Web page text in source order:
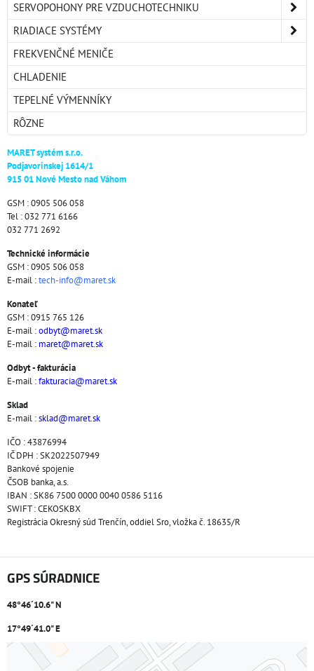
SERVOPOHONY PRE VZDUCHOTECHNIKU
RIADIACE SYSTÉMY
FREKVENČNÉ MENIČE
CHLADENIE
TEPELNÉ VÝMENNÍKY
RÔZNE
MARET systém s.r.o.
Podjavorinskej 1614/1
915 01 Nové Mesto nad Váhom
GSM : 0905 506 058
Tel : 032 771 6166
032 771 2692
Technické informácie
GSM : 0905 506 058
E-mail :tech-info@maret.sk
Konateľ
GSM : 0915 765 126
E-mail :odbyt@maret.sk
E-mail : maret@maret.sk
Odbyt - fakturácia
E-mail :fakturacia@maret.sk
Sklad
E-mail :sklad@maret.sk
IČO : 43876994
IČ DPH : SK2022507949
Bankové spojenie
ČSOB banka, a.s.
IBAN : SK86 7500 0000 0040 0586 5116
SWIFT : CEKOSKBX
Registrácia Okresný súd Trenčín, oddiel Sro, vložka č. 18635/R
GPS SÚRADNICE
48°46´10.6" N
17°49´41.0" E